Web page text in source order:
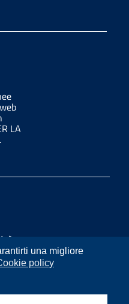
una migliore
policy
LA